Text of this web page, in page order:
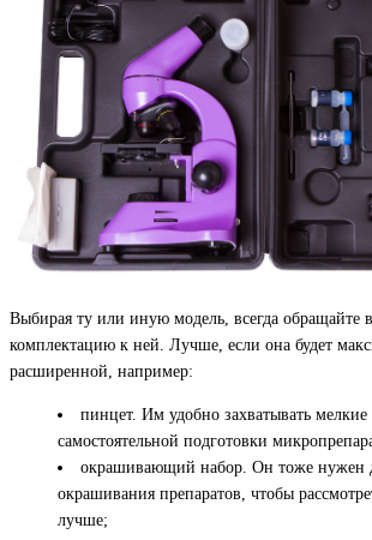
Выбирая ту или иную модель, всегда обращайте
комплектацию к ней. Лучше, если она будет
расширенной, например:
пинцет. Им удобно захватывать
самостоятельной подготовки
окрашивающий набор. Он тоже нужен
окрашивания препаратов, чтобы
лучше;